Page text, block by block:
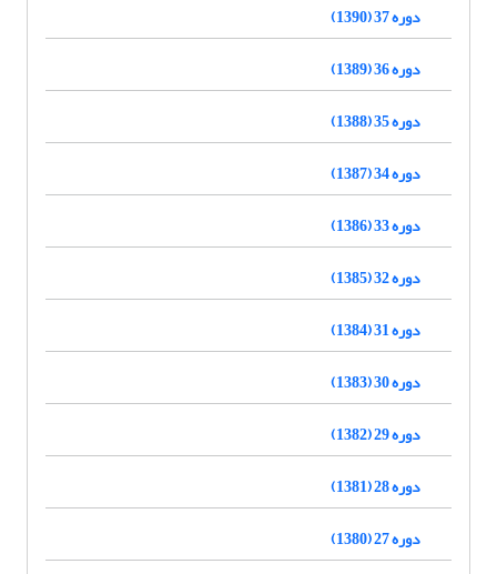
دوره 37 (1390)
دوره 36 (1389)
دوره 35 (1388)
دوره 34 (1387)
دوره 33 (1386)
دوره 32 (1385)
دوره 31 (1384)
دوره 30 (1383)
دوره 29 (1382)
دوره 28 (1381)
دوره 27 (1380)